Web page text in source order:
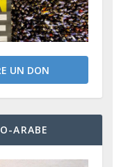
UN DON
ARABE